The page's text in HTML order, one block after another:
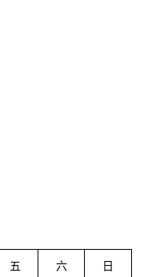
五 六 日